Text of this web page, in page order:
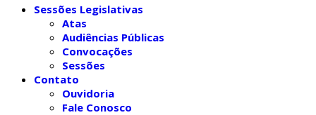
Sessões Legislativas
Atas
Audiências Públicas
Convocações
Sessões
Contato
Ouvidoria
Fale Conosco